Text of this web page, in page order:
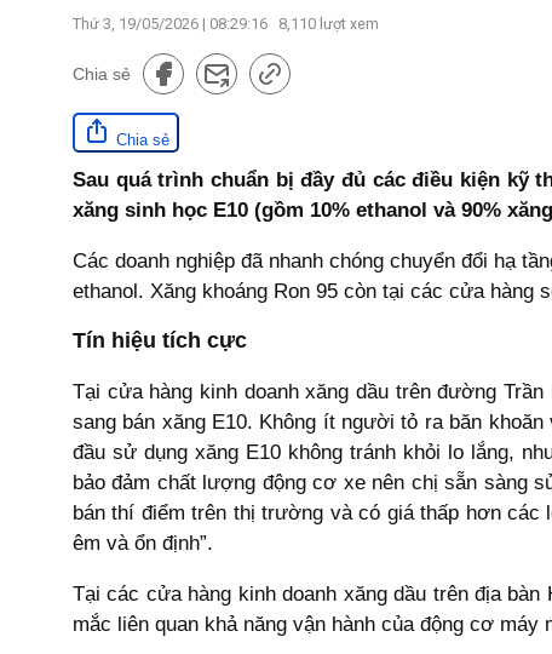
Thứ 3, 19/05/2026 | 08:29:16 8,110 lượt xem
Chia sẻ
Chia sẻ
Sau quá trình chuẩn bị đầy đủ các điều kiện kỹ
xăng sinh học E10 (gồm 10% ethanol và 90%
Các doanh nghiệp đã nhanh chóng chuyển đổi hạ
ethanol. Xăng khoáng Ron 95 còn tại các cửa
Tín hiệu tích cực
Tại cửa hàng kinh doanh xăng dầu trên đường
sang bán xăng E10. Không ít người tỏ ra băn
đầu sử dụng xăng E10 không tránh khỏi lo lắng,
bảo đảm chất lượng động cơ xe nên chị sẵn sàng
bán thí điểm trên thị trường và có giá thấp hơn
êm và ổn định”.
Tại các cửa hàng kinh doanh xăng dầu trên địa
mắc liên quan khả năng vận hành của động cơ máy